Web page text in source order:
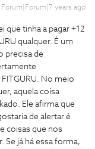
Forum|Forum|7 years ago
que tinha a pagar +12
qualquer. É um
precisa de
No meio
aquela coisa
Ele afirma que
de alertar é
coisas que nos
Se já há essa forma,